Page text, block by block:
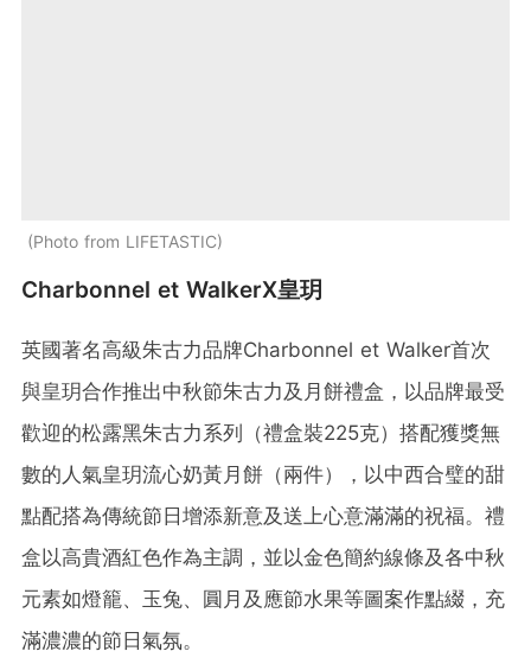
Photo from LIFETASTIC
Charbonnel et WalkerX皇玥
英國著名高級朱古力品牌Charbonnel et Walker首次
與皇玥合作推出中秋節朱古力及月餅禮盒，以品牌最受
歡迎的松露黑朱古力系列（禮盒裝225克）搭配獲獎無
數的人氣皇玥流心奶黃月餅（兩件），以中西合璧的甜
點配搭為傳統節日增添新意及送上心意滿滿的祝福。禮
盒以高貴酒紅色作為主調，並以金色簡約線條及各中秋
元素如燈籠、玉兔、圓月及應節水果等圖案作點綴，充
滿濃濃的節日氣氛。